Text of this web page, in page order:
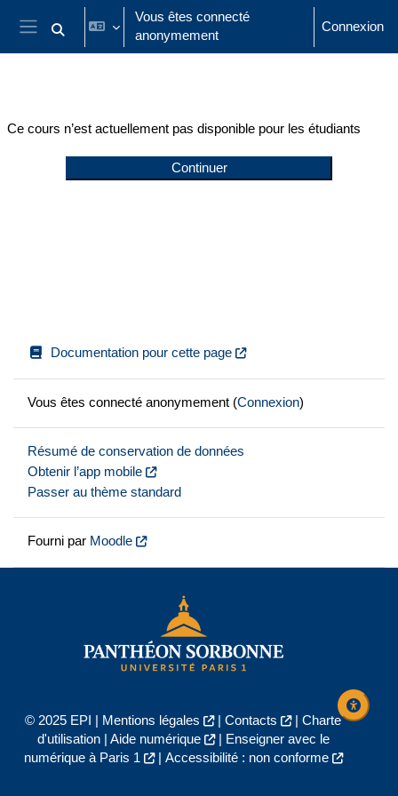
Passer au contenu principal
Panneau latéral
Activer/désactiver la saisie de recherche
Vous êtes connecté
anonymement
Connexion
Ce cours n’est actuellement pas disponible pour les étudiants
Continuer
Documentation pour cette page
Vous êtes connecté anonymement (Connexion)
Résumé de conservation de données
Obtenir l’app mobile
Passer au thème standard
Fourni par Moodle
© 2025 EPI | Mentions légales | Contacts | Charte
d'utilisation| Aide numérique |
Enseigner avec le
numérique à Paris 1
| Accessibilité : non conforme